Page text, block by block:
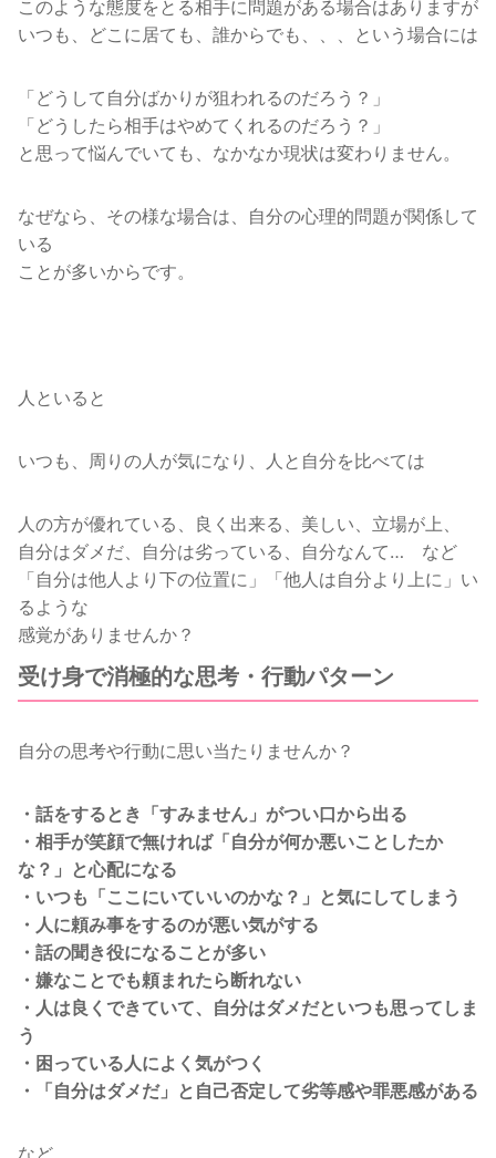
このような態度をとる相手に問題がある場合はありますが
いつも、どこに居ても、誰からでも、、、という場合には
「どうして自分ばかりが狙われるのだろう？」
「どうしたら相手はやめてくれるのだろう？」
と思って悩んでいても、なかなか現状は変わりません。
なぜなら、その様な場合は、自分の心理的問題が関係して
いる
ことが多いからです。
人といると
いつも、周りの人が気になり、人と自分を比べては
人の方が優れている、良く出来る、美しい、立場が上、
自分はダメだ、自分は劣っている、自分なんて… など
「自分は他人より下の位置に」「他人は自分より上に」い
るような
感覚がありませんか？
受け身で消極的な思考・行動パターン
自分の思考や行動に思い当たりませんか？
・話をするとき「すみません」がつい口から出る
・相手が笑顔で無ければ「自分が何か悪いことしたか
な？」と心配になる
・いつも「ここにいていいのかな？」と気にしてしまう
・人に頼み事をするのが悪い気がする
・話の聞き役になることが多い
・嫌なことでも頼まれたら断れない
・人は良くできていて、自分はダメだといつも思ってしま
う
・困っている人によく気がつく
・「自分はダメだ」と自己否定して劣等感や罪悪感がある
など